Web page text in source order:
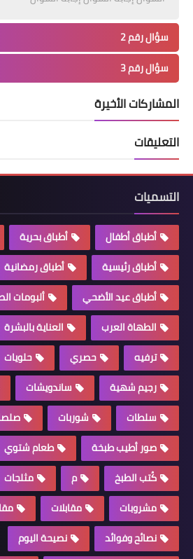
سؤال رقم 2
سؤال رقم 3
المشاركات الأخيرة
التعليقات
التسميات
أطباق أطفال أطباق بحرية
أطباق رئيسية
أطباق رمضانية
أطباق عيد الأضحي
ألبومات
الطهاة العرب
العناية بالبشرة
ترفيه
حصري حلويات
رجيم شهية
ساندويشات
سلطات
شوربات
صور أطيب طبخة
طعام شتوي
كُتب الطبخ
م مثلجات
مشروبات
مقابلات
نصائح وفوائد
نصيحة اليوم